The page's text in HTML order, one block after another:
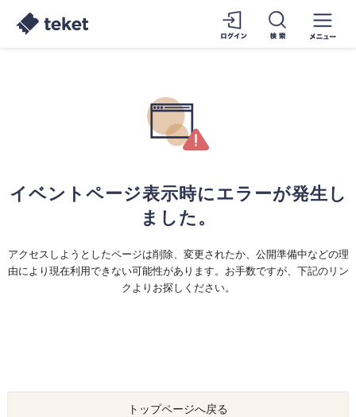
イベントページ表示時にエラーが発生し
ました。
アクセスしようとしたページは削除、変更されたか、公開準備中などの理
由により現在利用できない可能性があります。お手数ですが、下記のリン
クよりお探しください。
トップページへ戻る